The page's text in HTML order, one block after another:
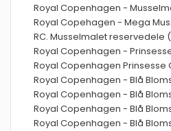
Royal Copenhagen -
Royal Copehagen - Mega
RC. Musselmalet reservedele
Royal Copenhagen -
Royal Copenhagen Prinsesse
Royal Copenhagen - Blå
Royal Copenhagen - Blå
Royal Copenhagen - Blå
Royal Copenhagen - Blå